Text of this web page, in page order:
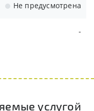
Не предусмотрена
-
услугой